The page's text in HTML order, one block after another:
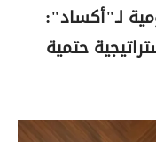
لـ"أكساد":
حتمية